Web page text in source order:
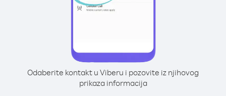
Odaberite kontakt u Viberu i pozovite iz njihovog
prikaza informacija